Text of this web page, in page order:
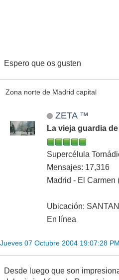
Espero que os gusten
Zona norte de Madrid capital
ZETA ™
La vieja guardia
Supercélula
Mensajes: 17,316
Madrid - El Carmen
Ubicación:
En línea
Jueves 07 Octubre 2004 19:07:28 PM
Desde luego que son